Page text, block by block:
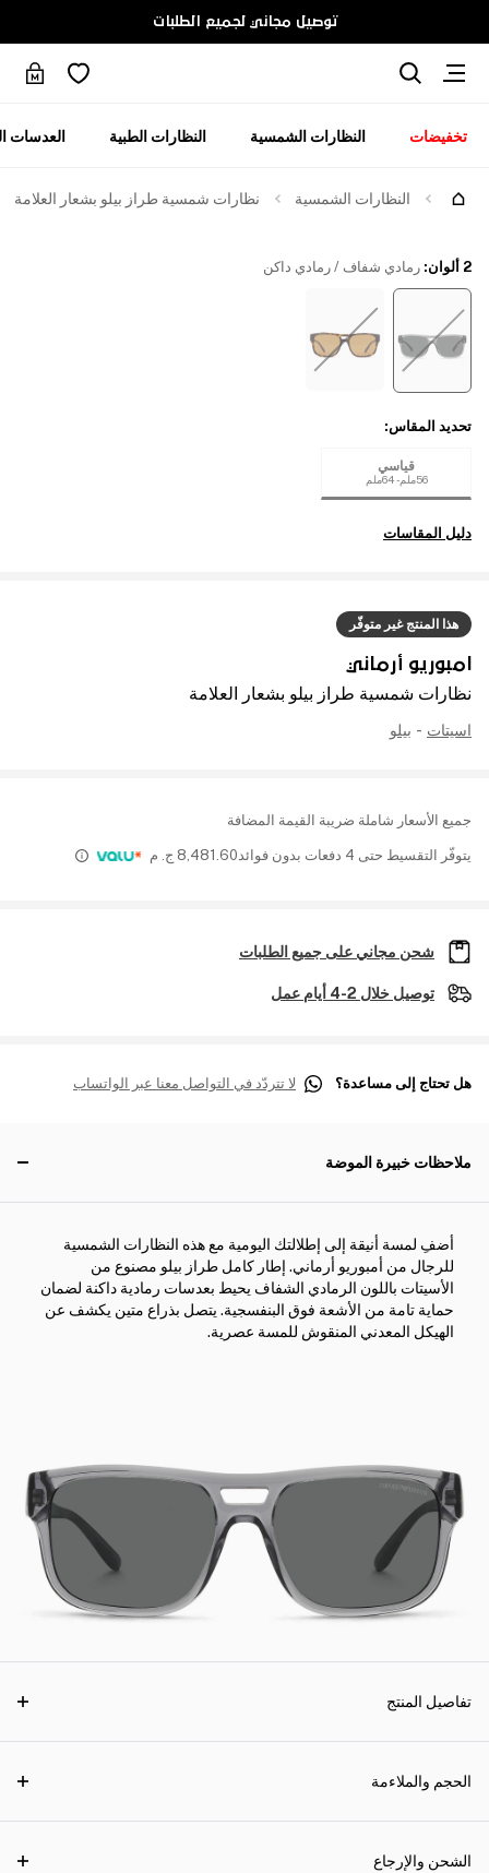
توصيل مجاني لجميع الطلبات
تخفيضات النظارات الشمسية النظارات الطبية العدسات
النظارات الشمسية نظارات شمسية طراز بيلو بشعار العلامة
هذا المنتج غير متوفّر
امبوريو أرماني
نظارات شمسية طراز بيلو بشعار العلامة
اسيتات - بيلو
جميع الأسعار شاملة ضريبة القيمة المضافة
يتوفّر التقسيط حتى 4 دفعات بدون فوائد 8,481.60 ج. م
2 ألوان : رمادي شفاف / رمادي داكن
تحديد المقاس:
قياسي
56ملم - 64ملم
دليل المقاسات
شحن مجاني على جميع الطلبات
توصيل خلال 2-4 أيام عمل
هل تحتاج إلى مساعدة؟ لا تتردّد في التواصل معنا عبر الواتساب
ملاحظات خبيرة الموضة
أضفِ لمسة أنيقة إلى إطلالتك اليومية مع هذه النظارات الشمسية
للرجال من أمبوريو أرماني. إطار كامل طراز بيلو مصنوع من
الأسيتات باللون الرمادي الشفاف يحيط بعدسات رمادية داكنة لضمان
حماية تامة من الأشعة فوق البنفسجية. يتصل بذراع متين يكشف عن
الهيكل المعدني المنقوش للمسة عصرية.
تفاصيل المنتج
الحجم والملاءمة
الشحن والإرجاع